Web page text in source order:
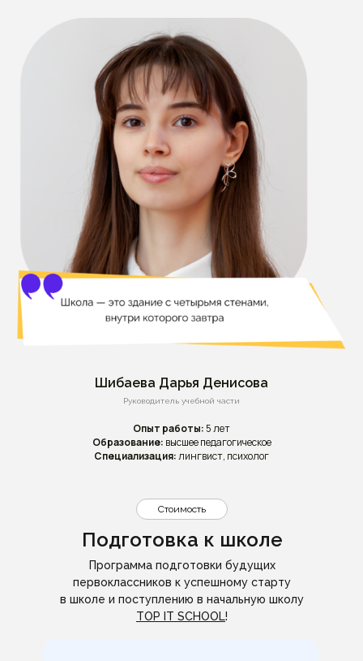
Шибаева Дарья Денисова
Руководитель учебной части
Опыт работы: 5 лет
Образование: высшее педагогическое
Специализация:лингвист, психолог
Стоимость
Подготовка к школе
Программа подготовки будущих
первоклассников к успешному старту
в школе и поступлению в начальную школу
TOP IT SCHOOL!